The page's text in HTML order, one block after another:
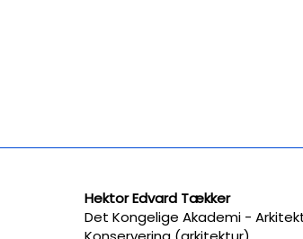
Hektor Edvard Tækker
Det Kongelige Akademi -